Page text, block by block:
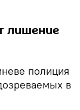
лишение
полиция
в